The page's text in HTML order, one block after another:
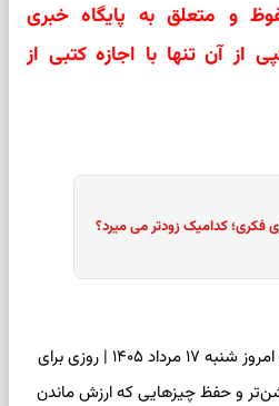
و متعلق به پایگاه خبری
از آن تنها با اجازه کتبی از
فکری؛ کدامیک زودتر می میرد؟
فال سرنوشت امروز شنبه ۱۷ مرداد ۱۴۰۵ | روزی برای
و حفظ چیزهایی که ارزش ماندن